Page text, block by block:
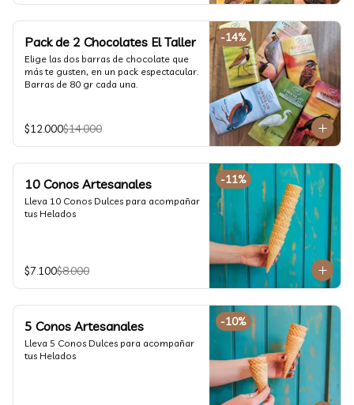
-14%
Pack de 2 Chocolates El Taller
Elige las dos barras de chocolate que
más te gusten, en un pack espectacular.
Barras de 80 gr cada una.
$12.000$14.000
-11%
10 Conos Artesanales
Lleva 10 Conos Dulces para acompañar
tus Helados
$7.100$8.000
-10%
5 Conos Artesanales
Lleva 5 Conos Dulces para acompañar
tus Helados